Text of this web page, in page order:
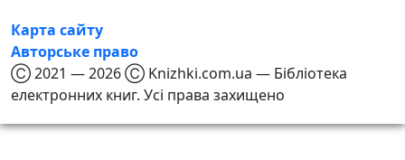
Карта сайту
Авторське право
Ⓒ 2021 — 2026 Ⓒ Knizhki.com.ua — Бібліотека
електронних книг. Усі права захищено